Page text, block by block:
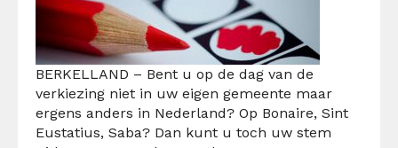
BERKELLAND – Bent u op de dag van de
verkiezing niet in uw eigen gemeente maar
ergens anders in Nederland? Op Bonaire, Sint
Eustatius, Saba? Dan kunt u toch uw stem